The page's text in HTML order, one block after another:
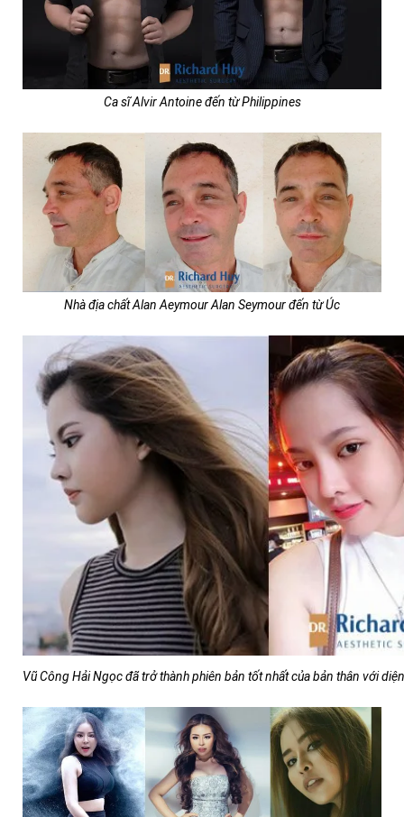
Ca sĩ Alvir Antoine đến từ Philippines
Nhà địa chất Alan Aeymour Alan Seymour đến từ Úc
Vũ Công Hải Ngọc đã trở thành phiên bản tốt nhất của bản thân với